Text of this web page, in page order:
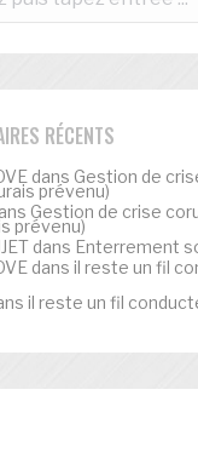
RÉCENTS
dans Gestion de
prévenu)
Gestion de crise
prévenu)
dans Enterrement
dans il reste un fil
il reste un fil